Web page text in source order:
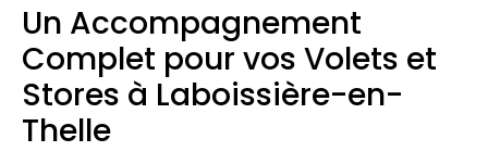
Un Accompagnement
Complet pour vos Volets et
Stores à Laboissière-en-
Thelle